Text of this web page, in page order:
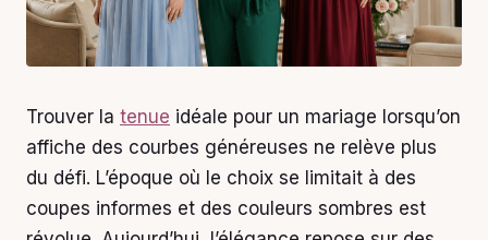
Trouver la tenue idéale pour un mariage lorsqu’on
affiche des courbes généreuses ne relève plus
du défi. L’époque où le choix se limitait à des
coupes informes et des couleurs sombres est